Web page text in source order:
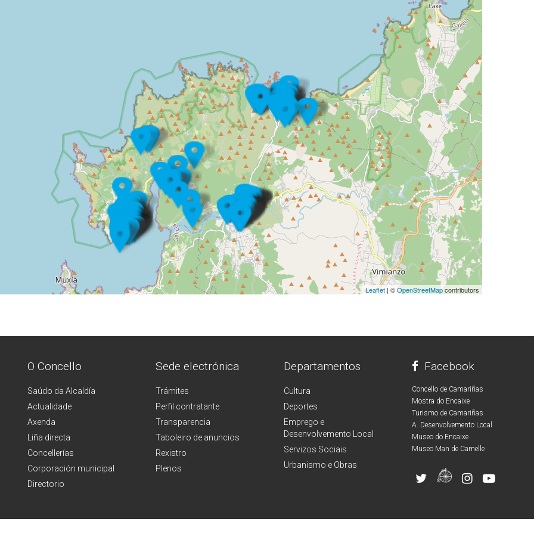
Leaflet | ©OpenStreetMapcontributors
O Concello
Saúdo da Alcaldía
Actualidade
Axenda
Liña directa
Concellerías
Corporación municipal
Directorio
Sede electrónica
Trámites
Perfil contratante
Transparencia
Taboleiro de anuncios
Rexistro
Plenos
Departamentos
Cultura
Deportes
Emprego e
Desenvolvemento Local
Servizos Sociais
Urbanismo e Obras
Facebook
Concello de Camariñas
Mostra do Encaixe
Turismo de Camariñas
A. Desenvolvemento Local
Museo do Encaixe
Museo Man de Camelle